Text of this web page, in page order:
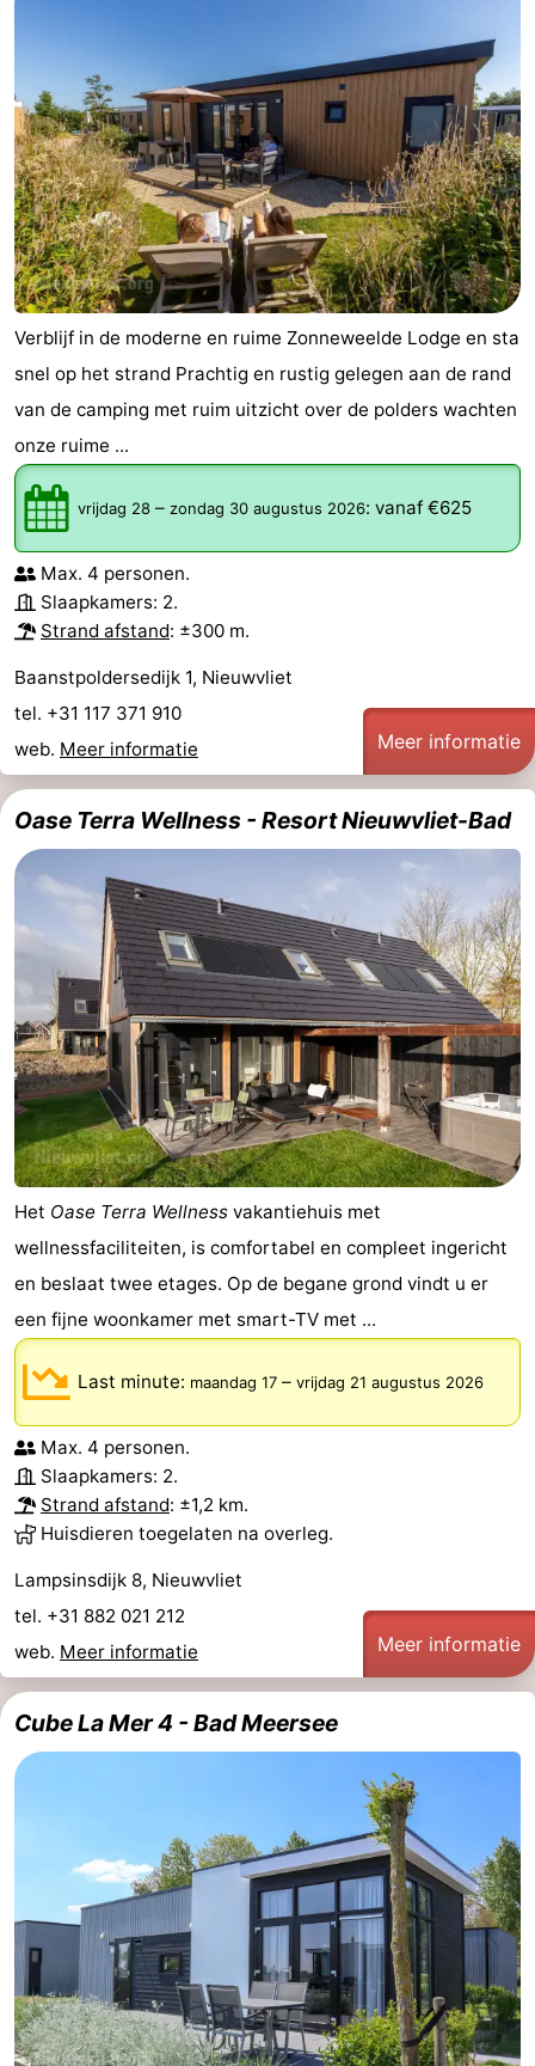
Verblijf in de moderne en ruime Zonneweelde Lodge en sta
snel op het strand Prachtig en rustig gelegen aan de rand
van de camping met ruim uitzicht over de polders wachten
onze ruime ...
vrijdag 28 – zondag 30 augustus 2026: vanaf €625
Max. 4 personen.
Slaapkamers: 2.
Strand afstand: ±300 m.
Baanstpoldersedijk 1, Nieuwvliet
tel. +31 117 371 910
web. Meer informatie Meer informatie
Oase Terra Wellness - Resort Nieuwvliet-Bad
Het Oase Terra Wellness vakantiehuis met
wellnessfaciliteiten, is comfortabel en compleet ingericht
en beslaat twee etages. Op de begane grond vindt u er
een fijne woonkamer met smart-TV met ...
Last minute: maandag 17 – vrijdag 21 augustus 2026
Max. 4 personen.
Slaapkamers: 2.
Strand afstand: ±1,2 km.
Huisdieren toegelaten na overleg.
Lampsinsdijk 8, Nieuwvliet
tel. +31 882 021 212
web. Meer informatie Meer informatie
Cube La Mer 4 - Bad Meersee